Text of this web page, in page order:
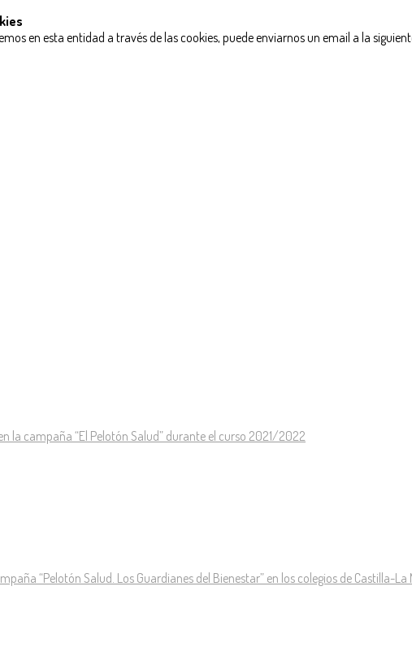
en esta entidad a través de las cookies, puede enviarnos un email a la
la campaña “El Pelotón Salud” durante el curso 2021/2022
“Pelotón Salud. Los Guardianes del Bienestar” en los colegios de Castilla-La